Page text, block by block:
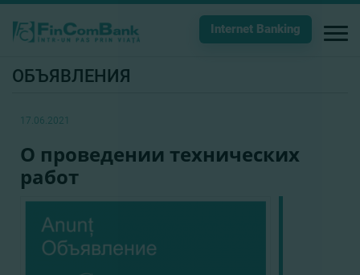
Internet Banking
ОБЪЯВЛЕНИЯ
17.06.2021
О проведении технических
работ